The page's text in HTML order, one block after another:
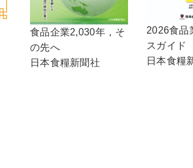
食品企業2,030年，そ
の先へ
日本食糧新聞社
2026食品
スガイド
日本食糧